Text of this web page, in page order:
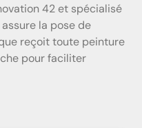
42 et spécialisé
la pose de
reçoit toute peinture
pour faciliter